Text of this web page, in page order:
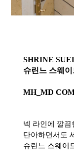
SHRINE
슈린느 스웨
MH_MD
넥 라인에 깔끔
단아하면서도
슈린느 스웨이